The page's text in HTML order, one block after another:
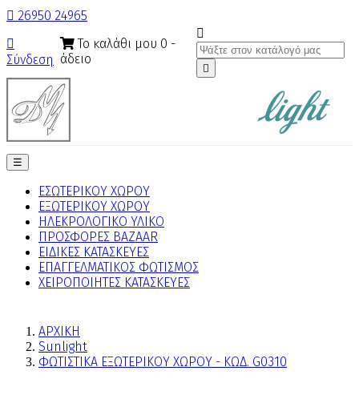
 26950 24965

Σύνδεση
Το καλάθι μου 0 -
άδειο


Toggle
navigation
☰
ΕΣΩΤΕΡΙΚΟΥ ΧΩΡΟΥ
ΕΞΩΤΕΡΙΚΟΥ ΧΩΡΟΥ
ΗΛΕΚΡΟΛΟΓΙΚΟ ΥΛΙΚΟ
ΠΡΟΣΦΟΡΕΣ BAZAAR
ΕΙΔΙΚΕΣ ΚΑΤΑΣΚΕΥΕΣ
ΕΠΑΓΓΕΛΜΑΤΙΚΟΣ ΦΩΤΙΣΜΟΣ
ΧΕΙΡΟΠΟΙΗΤΕΣ ΚΑΤΑΣΚΕΥΕΣ
ΑΡΧΙΚΗ
Sunlight
ΦΩΤΙΣΤΙΚΑ ΕΞΩΤΕΡΙΚΟΥ ΧΩΡΟΥ - ΚΩΔ. G0310